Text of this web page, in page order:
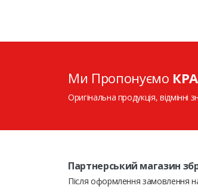
Ми Пропонуємо
Оригінальна продукція,
Партнерський магазин
Після оформлення замовлення